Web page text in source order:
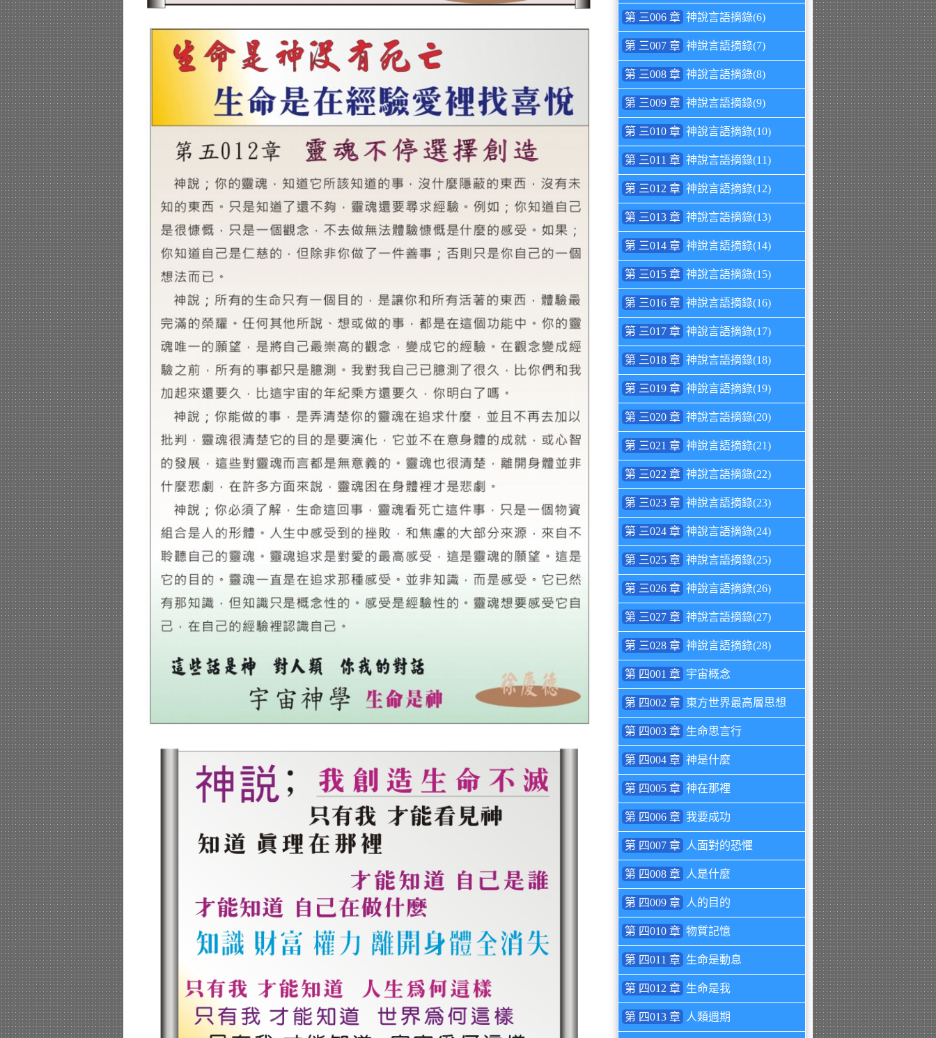
第 三006 章 神說言語摘錄(6)
第 三007 章 神說言語摘錄(7)
第 三008 章 神說言語摘錄(8)
第 三009 章 神說言語摘錄(9)
第 三010 章 神說言語摘錄(10)
第 三011 章 神說言語摘錄(11)
第 三012 章 神說言語摘錄(12)
第 三013 章 神說言語摘錄(13)
第 三014 章 神說言語摘錄(14)
第 三015 章 神說言語摘錄(15)
第 三016 章 神說言語摘錄(16)
第 三017 章 神說言語摘錄(17)
第 三018 章 神說言語摘錄(18)
第 三019 章 神說言語摘錄(19)
第 三020 章 神說言語摘錄(20)
第 三021 章 神說言語摘錄(21)
第 三022 章 神說言語摘錄(22)
第 三023 章 神說言語摘錄(23)
第 三024 章 神說言語摘錄(24)
第 三025 章 神說言語摘錄(25)
第 三026 章 神說言語摘錄(26)
第 三027 章 神說言語摘錄(27)
第 三028 章 神說言語摘錄(28)
第 四001 章 宇宙概念
第 四002 章 東方世界最高層思想
第 四003 章 生命思言行
第 四004 章 神是什麼
第 四005 章 神在那裡
第 四006 章 我要成功
第 四007 章 人面對的恐懼
第 四008 章 人是什麼
第 四009 章 人的目的
第 四010 章 物質記憶
第 四011 章 生命是動息
第 四012 章 生命是我
第 四013 章 人類週期